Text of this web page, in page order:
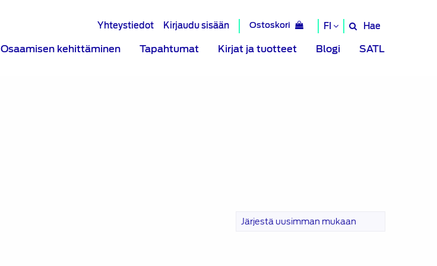
Yhteystiedot Kirjaudu sisään Ostoskori FI
Hae
Hae
Osaamisen kehittäminen Tapahtumat Kirjat ja tuotteet Blogi SATL